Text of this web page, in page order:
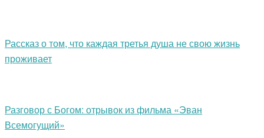
Рассказ о том, что каждая третья душа не свою жизнь
проживает
Разговор с Богом: отрывок из фильма «Эван
Всемогущий»